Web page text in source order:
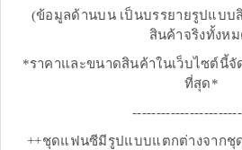
(ข้อมูลด้านบน เป็นบรรยายรูปแบบ
สินค้าจริงทั้งห
*ราคาและขนาดสินค้าในเว็บไซต์นี้
ที่สุด*
++ชุดแฟนซีมีรูปแบบแตกต่างจากชุ